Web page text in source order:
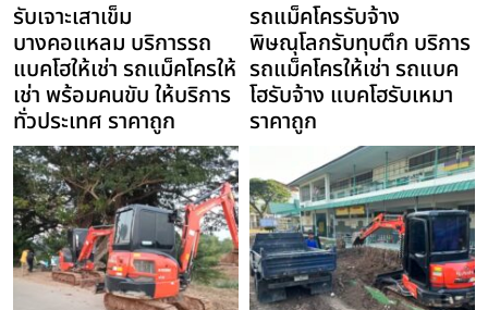
รับเจาะเสาเข็ม
บางคอแหลม บริการรถ
แบคโฮให้เช่า รถแม็คโครให้
เช่า พร้อมคนขับ ให้บริการ
ทั่วประเทศ ราคาถูก
รถแม็คโครรับจ้าง
พิษณุโลกรับทุบตึก บริการ
รถแม็คโครให้เช่า รถแบค
โฮรับจ้าง แบคโฮรับเหมา
ราคาถูก